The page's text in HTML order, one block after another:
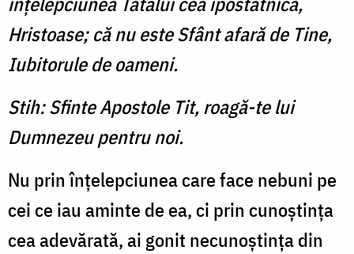
Hristoase; că nu este Sfânt afară de Tine,
Iubitorule de oameni.
Stih: Sfinte Apostole Tit, roagă-te lui
Dumnezeu pentru noi.
Nu prin înţelepciunea care face nebuni pe
cei ce iau aminte de ea, ci prin cunoştinţa
cea adevărată, ai gonit necunoştinţa din